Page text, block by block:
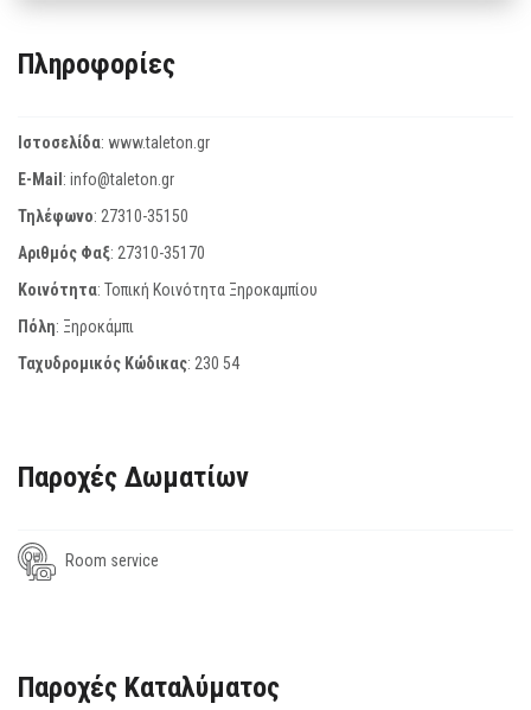
Πληροφορίες
Ιστοσελίδα: www.taleton.gr
E-Mail: info@taleton.gr
Τηλέφωνο: 27310-35150
Αριθμός Φαξ: 27310-35170
Κοινότητα: Τοπική Κοινότητα Ξηροκαμπίου
Πόλη: Ξηροκάμπι
Ταχυδρομικός Κώδικας: 230 54
Παροχές Δωματίων
Room service
Παροχές Καταλύματος